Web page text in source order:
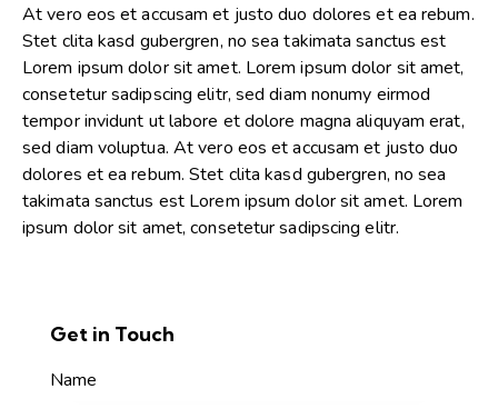
At vero eos et accusam et justo duo dolores et ea rebum.
Stet clita kasd gubergren, no sea takimata sanctus est
Lorem ipsum dolor sit amet. Lorem ipsum dolor sit amet,
consetetur sadipscing elitr, sed diam nonumy eirmod
tempor invidunt ut labore et dolore magna aliquyam erat,
sed diam voluptua. At vero eos et accusam et justo duo
dolores et ea rebum. Stet clita kasd gubergren, no sea
takimata sanctus est Lorem ipsum dolor sit amet. Lorem
ipsum dolor sit amet, consetetur sadipscing elitr.
Get in Touch